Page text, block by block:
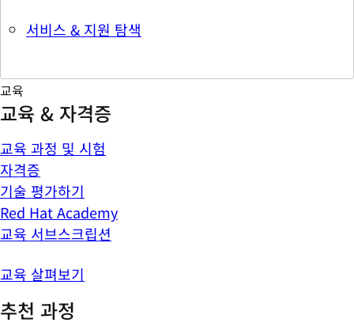
서비스 & 지원 탐색
교육
교육 & 자격증
교육 과정 및 시험
자격증
기술 평가하기
Red Hat Academy
교육 서브스크립션
교육 살펴보기
추천 과정